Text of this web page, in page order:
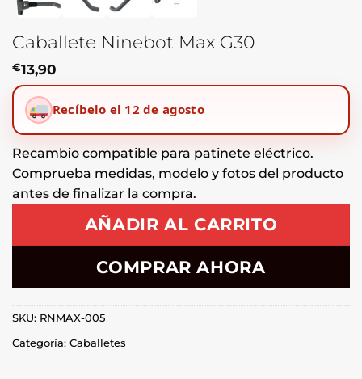
Caballete Ninebot Max G30
€13,90
Recíbelo el 12 de agosto
Recambio compatible para patinete eléctrico.
Comprueba medidas, modelo y fotos del producto
antes de finalizar la compra.
AÑADIR AL CARRITO
COMPRAR AHORA
SKU: RNMAX-005
Categoría: Caballetes